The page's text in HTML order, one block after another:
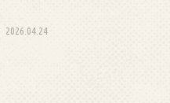
2026.04.24